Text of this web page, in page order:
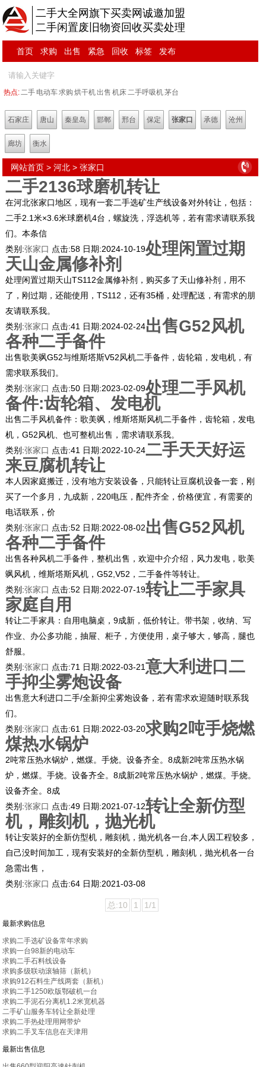
二手大全网旗下买卖网诚邀加盟
二手闲置废旧物资回收买卖处理
首页 求购 出售 紧急 回收 标签 发布
热点:二手 电动车求购 烘干机出售 机床二手呼吸机茅台
石家庄 唐山 秦皇岛 邯郸 邢台 保定 张家口 承德 沧州
廊坊 衡水
网站首页 >河北 >张家口
二手2136球磨机转让
在河北张家口地区，现有一套二手选矿生产线设备对外转让，包括：
二手2.1米×3.6米球磨机4台，螺旋洗，浮选机等，若有需求请联系我
们。本条信
类别:张家口 点击:58 日期:2024-10-19处理闲置过期
天山金属修补剂
处理闲置过期天山TS112金属修补剂，购买多了天山修补剂，用不
了，刚过期，还能使用，TS112，还有35桶，处理配送，有需求的朋
友请联系我。
类别:张家口 点击:41 日期:2024-02-24出售G52风机
各种二手备件
出售歌美飒G52与维斯塔斯V52风机二手备件，齿轮箱，发电机，有
需求联系我们。
类别:张家口 点击:50 日期:2023-02-09处理二手风机
备件:齿轮箱、发电机
出售二手风机备件：歌美飒，维斯塔斯风机二手备件，齿轮箱，发电
机，G52风机、也可整机出售，需求请联系我。
类别:张家口 点击:41 日期:2022-10-24二手天天好运
来豆腐机转让
本人因家庭搬迁，没有地方安装设备，只能转让豆腐机设备一套，刚
买了一个多月，九成新，220电压，配件齐全，价格便宜，有需要的
电话联系，价
类别:张家口 点击:52 日期:2022-08-02出售G52风机
各种二手备件
出售各种风机二手备件，整机出售，欢迎中介介绍，风力发电，歌美
飒风机，维斯塔斯风机，G52,V52，二手备件等转让。
类别:张家口 点击:52 日期:2022-07-19转让二手家具
家庭自用
转让二手家具：自用电脑桌，9成新，低价转让。带书架，收纳、写
作业、办公多功能，抽屉、柜子，方便使用，桌子够大，够高，腿也
舒服。
类别:张家口 点击:71 日期:2022-03-21意大利进口二
手抑尘雾炮设备
出售意大利进口二手/全新抑尘雾炮设备，若有需求欢迎随时联系我
们。
类别:张家口 点击:61 日期:2022-03-20求购2吨手烧燃
煤热水锅炉
2吨常压热水锅炉，燃煤。手烧。设备齐全。8成新2吨常压热水锅
炉，燃煤。手烧。设备齐全。8成新2吨常压热水锅炉，燃煤。手烧。
设备齐全。8成
类别:张家口 点击:49 日期:2021-07-12转让全新仿型
机，雕刻机，抛光机
转让安装好的全新仿型机，雕刻机，抛光机各一台,本人因工程较多，
自己没时间加工，现有安装好的全新仿型机，雕刻机，抛光机各一台
急需出售，
类别:张家口 点击:64 日期:2021-03-08
总:10 1 1/1
最新求购信息
求购二手选矿设备常年求购
求购一台98新的电动车
求购二手石料线设备
求购多级联动滚轴筛（新机）
求购912石料生产线两套（新机）
求购二手1250欧版鄂破机一台
求购二手泥石分离机1.2米宽机器
二手矿山服务车转让全新处理
求购二手热处理用网带炉
求购二手叉车信息在天津用
最新出售信息